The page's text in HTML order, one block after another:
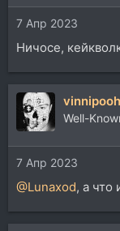
7 Апр 2023
Ничосе,
Well-
7 Апр 2023
@Lunaxod, а что